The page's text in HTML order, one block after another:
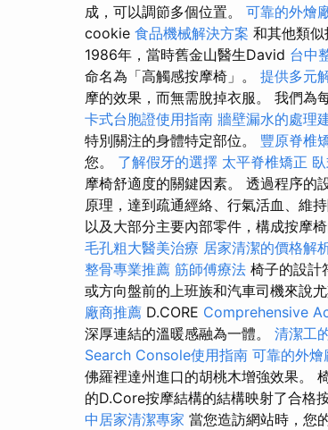
成，可以調節多個位置。 可靠的外燴
cookie 食品機械解決方案 和其他類
1986年，當時舊金山醫生David 台中
命名為「高觸感按摩椅」。 提供多元
摩的效果，而無需脫掉衣服。 我們為
卡式台胞證使用指南 牆壁漏水的處理
特別關注的身體特定部位。 豐原脊椎
您。 了解假牙的選擇 太平脊椎矯正
摩椅舒適度的關鍵因素。 透過程序的
原理，達到疏通經絡、行氣活血、維
以及大部分主要內部零件，構成按摩
毛孔粗大醫美治療 居家清潔的價格解
整骨專業推薦 筋師傅療法 椅子的設計
或方向盤前的上班族和汽車司機來說尤
廠商推薦 D.CORE Comprehensive
深厚連結的溫暖感融為一體。 清潔工
Search Console使用指南 可靠的外燴
佛羅裡達州進口的胡桃木增強效果。
的D.Core按摩結構的結構映射了合格
中居家清潔專家 當您造訪網站時，您